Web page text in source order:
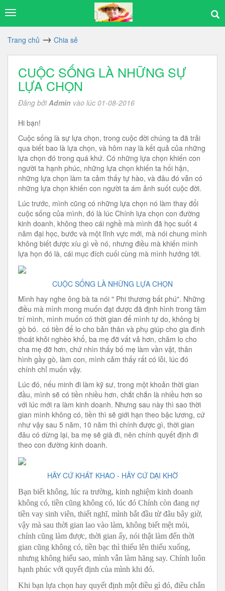
Trang chủ Chia sẻ
CUỘC SỐNG LÀ NHỮNG SỰ
LỰA CHỌN
Đăng bởiAdmin vào lúc 01-08-2016
Hi bạn!
Cuộc sống là sự lựa chọn, trong cuộc đời chúng ta đã trải
qua biết bao là lựa chọn, và hôm nay là kết quả của những
lựa chọn đó trong quá khứ. Có những lựa chọn khiến con
người ta hạnh phúc, những lựa chọn khiến ta hối hận,
những lựa chọn làm ta cảm thấy tự hào, và đâu đó vẫn có
những lựa chọn khiến con người ta ám ảnh suốt cuộc đời.
Lúc trước, mình cũng có những lựa chọn nó làm thay đổi
cuộc sống của mình, đó là lúc Chính lựa chọn con đường
kinh doanh, không theo cái nghề mà mình đã học suốt 4
năm đại học, bước và một lĩnh vực mới, mà nói chung mình
không biết được xíu gì về nó, nhưng điều mà khiến mình
lựa họn đó là, cái mục đích cuối cùng mà mình hướng tới.
CUỘC SỐNG LÀ NHỮNG LỰA CHỌN
Mình hay nghe ông bà ta nói " Phi thương bất phú". Những
điều mà mình mong muốn đạt được đã định hình trong tâm
trí mình, mình muốn có thời gian để mình tự do, không bị
gò bó. có tiền để lo cho bản thân và phụ giúp cho gia đình
thoát khỏi nghèo khổ, ba mẹ đỡ vất vả hơn, chăm lo cho
cha mẹ đỡ hơn, chứ nhìn thấy bố mẹ làm vần vật, thân
hình gầy gò, làm con, mình cảm thấy rất có lỗi, lúc đó
chính chỉ muốn vậy.
Lúc đó, nếu minh đi làm kỹ sư, trong một khoản thời gian
đầu, mình sẽ có tiền nhiều hơn, chắt chắn là nhiều hơn so
với lúc mới ra làm kinh doanh. Nhưng sau này thì sao thời
gian mình không có, tiền thì sẽ giới hạn theo bậc lương, cứ
như vậy sau 5 năm, 10 năm thì chính được gì, thời gian
đâu có dừng lại, ba mẹ sẽ già đi, nên chính quyết định đi
theo con đường kinh doanh.
HÃY CỨ KHÁT KHAO - HÃY CỨ DẠI KHỜ
Bạn biết không, lúc ra trường, kinh nghiệm kinh doanh
không có, tiền cũng không có, lúc đó Chính còn đang nợ
tiền vay sinh viên, thiết nghĩ, mình bắt đầu từ đâu bây giờ,
vậy mà sau thời gian lao vào làm, không biết mệt mỏi,
chính cũng làm được, thời gian ấy, nói thật làm đến thời
gian cũng không có, tiền bạc thì thiếu lên thiếu xuống,
nhưng không hiểu sao, mình vẫn làm hăng say. Chính luôn
hạnh phúc với quyết định của mình khi đó.
Khi bạn lựa chọn hay quyết định một điều gì đó, điều chắn